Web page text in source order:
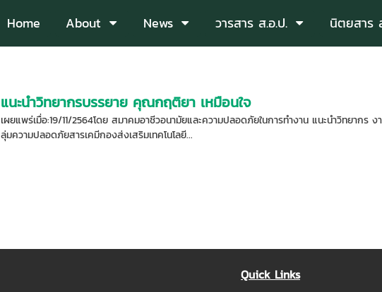
Home About News วารสาร ส.อ.ป. นิตยสาร
แนะนำวิทยากรบรรยาย คุณกฤติยา เหมือนใจ
เผยแพร่เมื่อ:19/11/2564โดย สมาคมอาชีวอนามัยและความปลอดภัยในการทำงาน แนะนำวิทยาก
ลุ่มความปลอดภัยสารเคมีกองส่งเสริมเทคโนโลยี...
Quick Links